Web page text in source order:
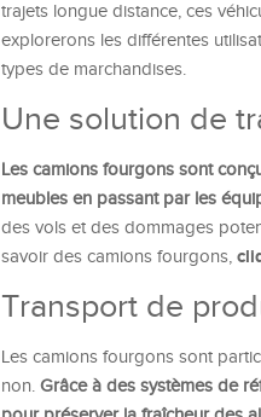
trajets longue distance, ces
explorerons les différentes
types de marchandises.
Une solution de
Les camions fourgons sont
meubles en passant par les
des vols et des dommages
savoir des camions fourgons,
Transport de
Les camions fourgons sont
non. Grâce à des systèmes de